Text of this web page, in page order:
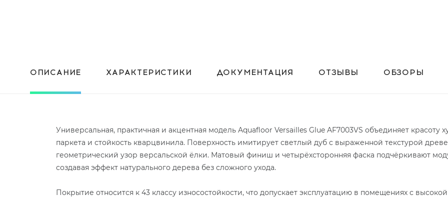
ОПИСАНИЕ ХАРАКТЕРИСТИКИ ДОКУМЕНТАЦИЯ ОТЗЫВЫ ОБЗОРЫ
Универсальная, практичная и акцентная модель Aquafloor Versailles Glue AF7003VS объединяет красоту
паркета и стойкость кварцвинила. Поверхность имитирует светлый дуб с выраженной текстурой
геометрический узор версальской ёлки. Матовый финиш и четырёхсторонняя фаска подчёркивают
создавая эффект натурального дерева без сложного ухода.
Покрытие относится к 43 классу износостойкости, что допускает эксплуатацию в помещениях с